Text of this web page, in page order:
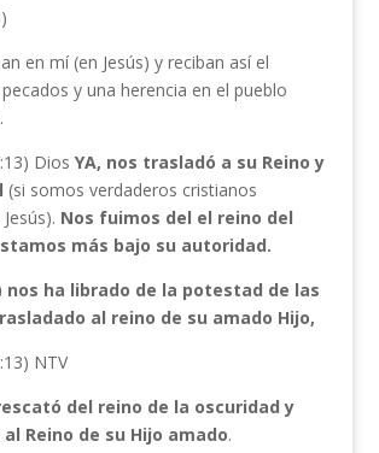
en mí (en Jesús) y reciban así el
y una herencia en el pueblo
Dios YA, nos trasladó a su Reino y
(si somos verdaderos cristianos
Nos fuimos del el reino del
más bajo su autoridad.
nos ha librado de la potestad de las
al reino de su amado Hijo,
NTV
del reino de la oscuridad y
Reino de su Hijo amado.